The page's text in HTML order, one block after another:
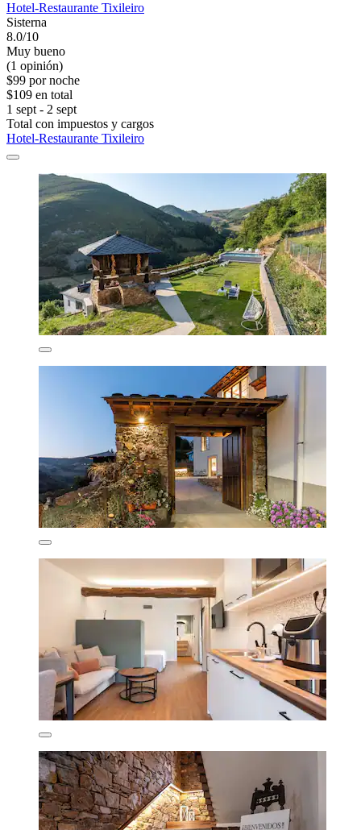
Hotel-Restaurante Tixileiro
Sisterna
8.0/10
Muy bueno
(1 opinión)
$99 por noche
$109 en total
1 sept - 2 sept
Total con impuestos y cargos
Hotel-Restaurante Tixileiro